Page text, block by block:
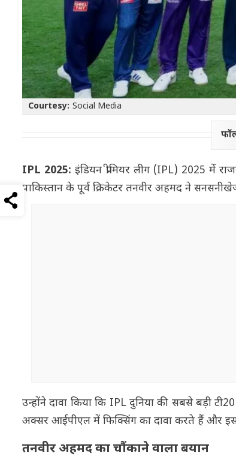
Courtesy: Social Media
IPL 2025:इंडियन प्रीमियर लीग (IPL) 2025 में
पाकिस्तान के पूर्व क्रिकेटर तनवीर अहमद ने
उन्होंने दावा किया कि IPL दुनिया की सबसे बड़ी
अक्सर आईपीएल में फिक्सिंग का दावा करते हैं और इस
तनवीर अहमद का चौंकाने वाला बयान